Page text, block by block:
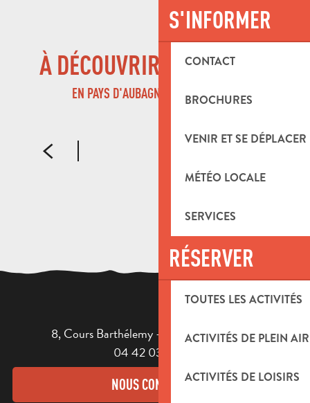
S'INFORMER
CONTACT
BROCHURES
VENIR ET SE DÉPLACER
MÉTÉO LOCALE
SERVICES
RÉSERVER
TOUTES LES ACTIVITÉS
ACTIVITÉS DE PLEIN AIR
ACTIVITÉS DE LOISIRS
Marché à la céramique et aux santons
À DÉCOUVRIR ÉGALEMENT
EN PAYS D'AUBAGNE ET DE L'ÉTOILE
RESTAURANTS À AURIOL
8, Cours Barthélemy - 13400 AUBAGNE
04 42 03 49 98
NOUS CONTACTER